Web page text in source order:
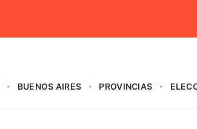
BUENOS AIRES PROVINCIAS